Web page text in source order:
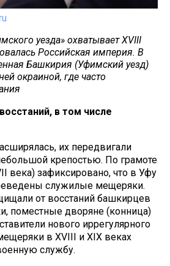
уезда» охватывает XVIII
Российская империя. В
Башкирия (Уфимский уезд)
окраиной, где часто
в том числе
их передвигали
крепостью. По грамоте
века) зафиксировано, что в Уфу
служилые мещеряки.
от восстаний башкирцев
поместные дворяне (конница)
нового иррегулярного
в XVIII и XIX веках
службу.